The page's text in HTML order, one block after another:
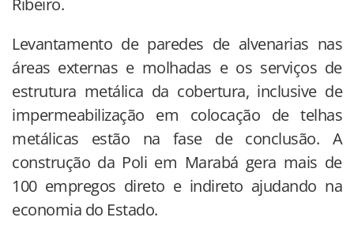
Ribeiro.
Levantamento de paredes de alvenarias nas
áreas externas e molhadas e os serviços de
estrutura metálica da cobertura, inclusive de
impermeabilização em colocação de telhas
metálicas estão na fase de conclusão. A
construção da Poli em Marabá gera mais de
100 empregos direto e indireto ajudando na
economia do Estado.